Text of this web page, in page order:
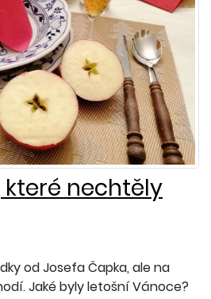
které nechtěly
od Josefa Čapka, ale na
Jaké byly letošní Vánoce?